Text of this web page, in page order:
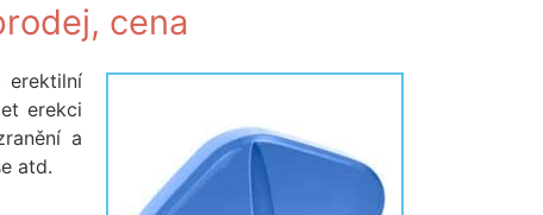
cena
erektilní
erekci
a
atd.